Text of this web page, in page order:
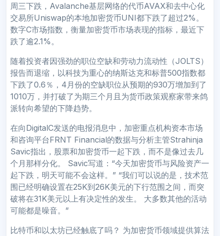
周三下跌，Avalanche基层网络的代币AVAX和去中心化
交易所Uniswap的本地加密货币UNI都下跌了超过2%。
数字C市场指数，衡量加密货币市场表现的指标，最近下
跌了逾2.1%。
随着投资者因强劲的职位空缺和劳动力流动性（JOLTS）
报告而退缩，以科技为重心的纳斯达克和标普500指数都
下跌了0.6％，4月份的空缺职位从预期的930万增加到了
1010万，并打破了为期三个月且为货币政策观察家带来鸽
派转向希望的下降趋势。
在向DigitalC发送的电报消息中，加密重点机构资本市场
和咨询平台FRNT Financial的数据与分析主管Strahinja
Savic指出，股票和加密货币一起下跌，而不是像过去几
个月那样分化。 Savic写道：“今天加密货币与风险资产一
起下跌，明天可能不会这样。” “我们可以说的是，技术范
围已经明确设置在25K到26K美元的下行范围之间，而突
破将在31K美元以上有决定性的发生。 大多数其他的活动
可能都是噪音。”
比特币和以太坊已经触底了吗？ 为加密货币领域提供算法